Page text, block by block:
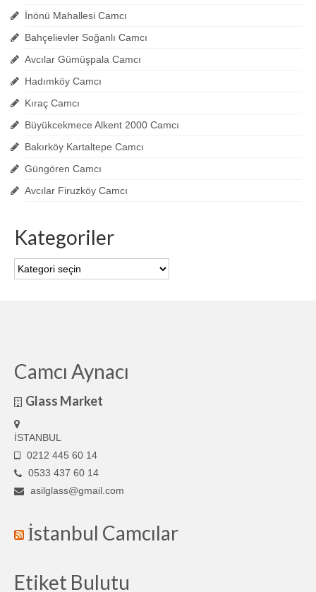
İnönü Mahallesi Camcı
Bahçelievler Soğanlı Camcı
Avcılar Gümüşpala Camcı
Hadımköy Camcı
Kıraç Camcı
Büyükcekmece Alkent 2000 Camcı
Bakırköy Kartaltepe Camcı
Güngören Camcı
Avcılar Firuzköy Camcı
Kategoriler
Kategoriler
Camcı Aynacı
Glass Market
İSTANBUL
0212 445 60 14
0533 437 60 14
asilglass@gmail.com
İstanbul Camcılar
Etiket Bulutu